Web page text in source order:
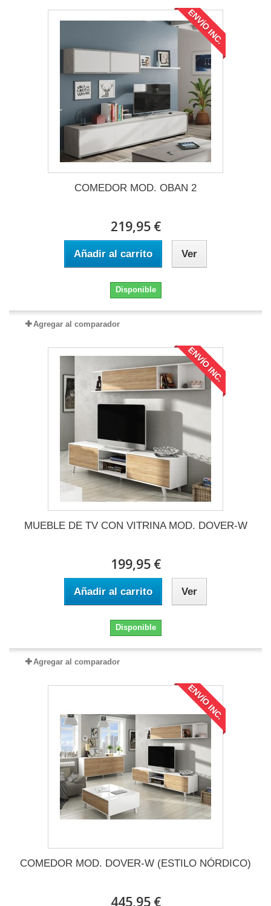
ENVÍO INC.
COMEDOR MOD. OBAN 2
219,95 €
Añadir al carrito Ver
Disponible
Agregar al comparador
ENVÍO INC.
MUEBLE DE TV CON VITRINA MOD. DOVER-W
199,95 €
Añadir al carrito Ver
Disponible
Agregar al comparador
ENVÍO INC.
COMEDOR MOD. DOVER-W (ESTILO NÓRDICO)
445,95 €